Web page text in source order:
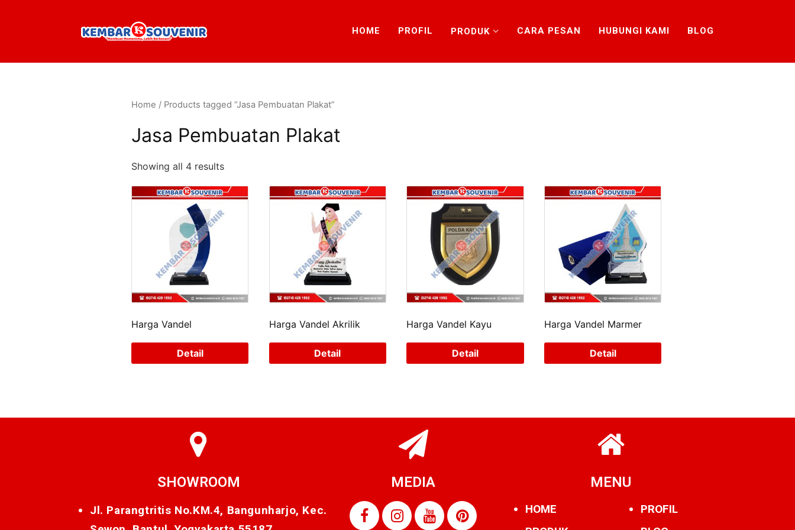
HOME PROFIL PRODUK CARA PESAN HUBUNGI KAMI BLOG
Home / Products tagged “Jasa Pembuatan Plakat”
Jasa Pembuatan Plakat
Showing all 4 results
Harga Vandel
Detail
Harga Vandel Akrilik
Detail
Harga Vandel Kayu
Detail
Harga Vandel Marmer
Detail
SHOWROOM
Jl. Parangtritis No.KM.4, Bangunharjo, Kec.
MEDIA MENU
HOME
PROFIL